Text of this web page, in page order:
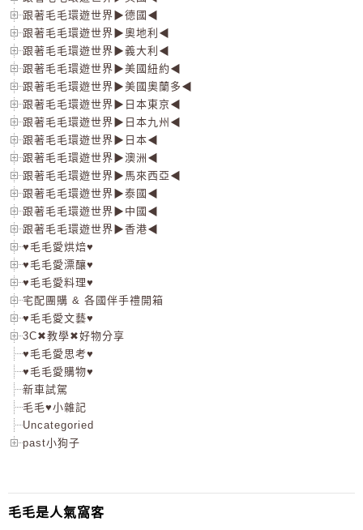
跟著毛毛環遊世界▶德國◀
跟著毛毛環遊世界▶奧地利◀
跟著毛毛環遊世界▶義大利◀
跟著毛毛環遊世界▶美國紐約◀
跟著毛毛環遊世界▶美國奧蘭多◀
跟著毛毛環遊世界▶日本東京◀
跟著毛毛環遊世界▶日本九州◀
跟著毛毛環遊世界▶日本◀
跟著毛毛環遊世界▶澳洲◀
跟著毛毛環遊世界▶馬來西亞◀
跟著毛毛環遊世界▶泰國◀
跟著毛毛環遊世界▶中國◀
跟著毛毛環遊世界▶香港◀
♥毛毛愛烘焙♥
♥毛毛愛漂釀♥
♥毛毛愛料理♥
宅配團購 & 各國伴手禮開箱
♥毛毛愛文藝♥
3C✖教學✖好物分享
♥毛毛愛思考♥
♥毛毛愛購物♥
新車試駕
毛毛♥小雜記
Uncategoried
past小狗子
毛毛是人氣窩客